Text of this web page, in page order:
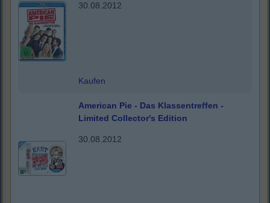
30.08.2012
Kaufen
American Pie - Das Klassentreffen -
Limited Collector's Edition
30.08.2012